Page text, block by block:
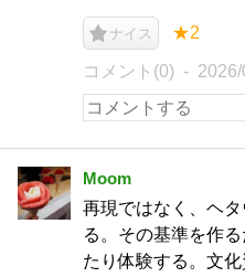
ナイス ★2
コメント(0)
Moom
再現ではなく、ヘ
る。その基準を作
たり体験する。文